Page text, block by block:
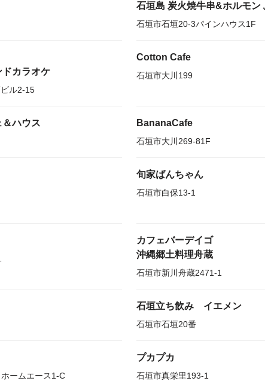
石垣島 炭火焼牛串&ホルモン
石垣市石垣20-3パインハウス1F
カラオケ
ル2-15
Cotton Cafe
石垣市大川199
ハウス BananaCafe
石垣市大川269-81F
旬家ばんちゃん
石垣市白保13-1
カフェバーデイゴ
沖縄郷土料理舟蔵
石垣市新川舟蔵2471-1
石垣立ち飲み イエメン
石垣市石垣20番
ームエース1-C
プカプカ
石垣市真栄里193-1